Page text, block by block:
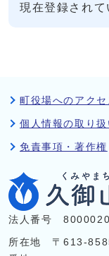
現在登録されて
町役場へのアクセ
個人情報の取り
免責事項・著作権
法人番号
所在地 〒613-